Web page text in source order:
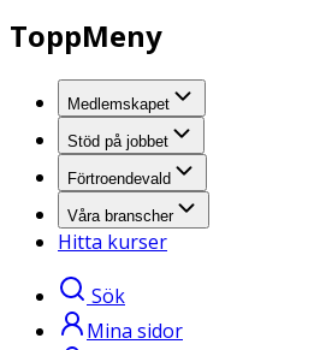
ToppMeny
Medlemskapet
Stöd på jobbet
Förtroendevald
Våra branscher
Hitta kurser
Sök
Mina sidor